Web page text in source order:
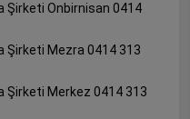
Şirketi Onbirnisan 0414
Şirketi Mezra 0414 313
Şirketi Merkez 0414 313